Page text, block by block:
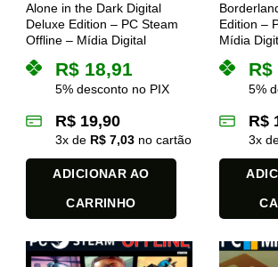
Alone in the Dark Digital
Deluxe Edition – PC Steam
Offline – Mídia Digital
R$ 18,91
5% desconto no PIX
R$ 19,90
3x de R$ 7,03 no cartão
ADICIONAR AO
CARRINHO
Edition –
Mídia
R$
5%
R$
3x